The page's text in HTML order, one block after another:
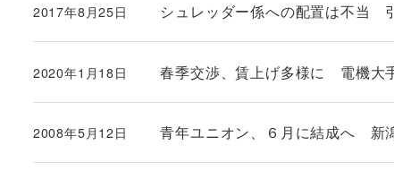
シュレッダー係への配置は不当
投稿日
2017年8月25日
春季交渉、賃上げ多様に 電機大
投稿日
2020年1月18日
青年ユニオン、６月に結成へ 新
投稿日
2008年5月12日